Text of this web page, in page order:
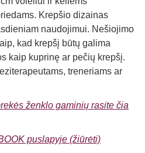
Krepšio dizainas
naudojimui. Nešiojimo
kad krepšį būtų galima
kaip kuprinę ar pečių krepšį.
treneriams ar
ženklo gaminių rasite čia
puslapyje (žiūrėti)